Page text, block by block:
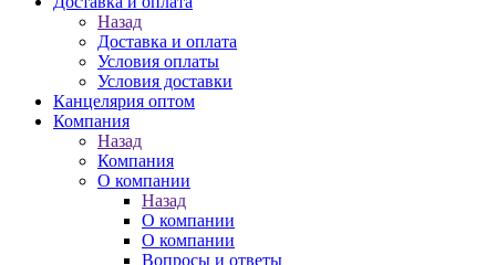
Назад
Доставка и оплата
Условия оплаты
Условия доставки
Канцелярия оптом
Компания
Назад
Компания
О компании
Назад
О компании
О компании
Вопросы и ответы